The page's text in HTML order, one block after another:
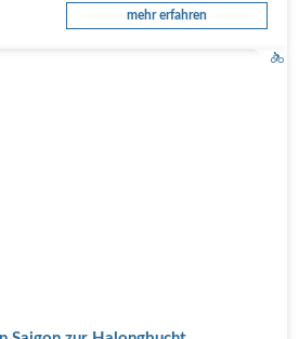
mehr erfahren